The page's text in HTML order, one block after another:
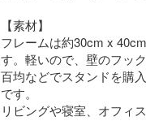
【素材】
フレームは約30cm x
す。軽いので、壁のフッ
百均などでスタンドを購
です。
リビングや寝室、オフィ